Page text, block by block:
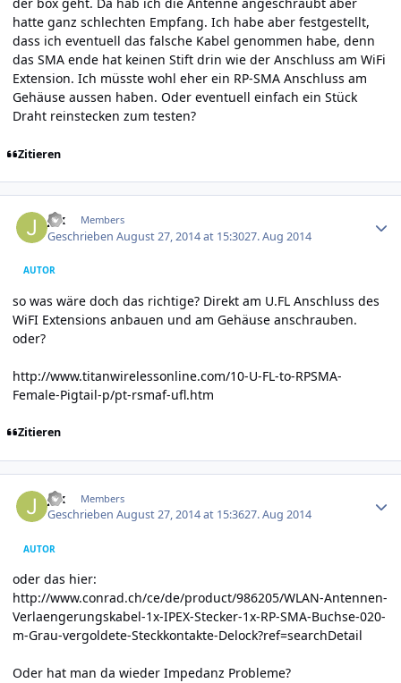
hatte ganz schlechten Empfang. Ich habe aber festgestellt,
dass ich eventuell das falsche Kabel genommen habe, denn
das SMA ende hat keinen Stift drin wie der Anschluss am WiFi
Extension. Ich müsste wohl eher ein RP-SMA Anschluss am
Gehäuse aussen haben. Oder eventuell einfach ein Stück
Draht reinstecken zum testen?
Zitieren
jax Members
GeschriebenAugust 27, 2014 at 15:3027. Aug 2014
AUTOR
so was wäre doch das richtige? Direkt am U.FL Anschluss des
WiFI Extensions anbauen und am Gehäuse anschrauben.
oder?
http://www.titanwirelessonline.com/10-U-FL-to-RPSMA-
Female-Pigtail-p/pt-rsmaf-ufl.htm
Zitieren
jax Members
GeschriebenAugust 27, 2014 at 15:3627. Aug 2014
AUTOR
oder das hier:
http://www.conrad.ch/ce/de/product/986205/WLAN-Antennen-
Verlaengerungskabel-1x-IPEX-Stecker-1x-RP-SMA-Buchse-020-
m-Grau-vergoldete-Steckkontakte-Delock?ref=searchDetail
Oder hat man da wieder Impedanz Probleme?